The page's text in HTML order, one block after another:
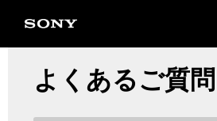
よくあるご質問